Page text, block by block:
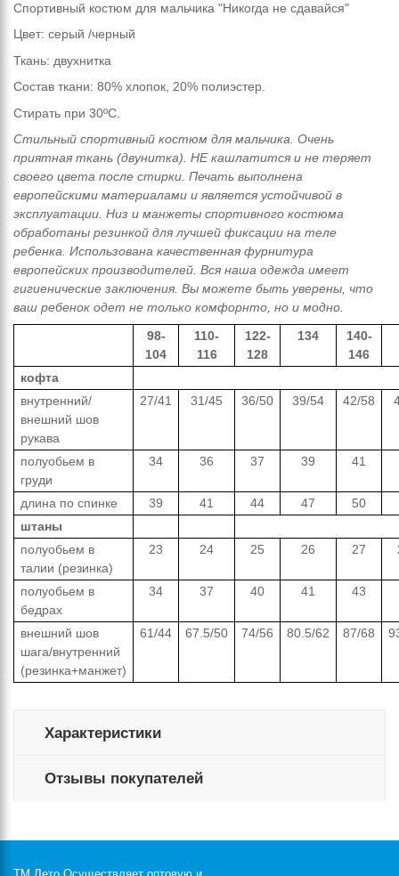
Спортивный костюм для мальчика "Никогда не сдавайся"
Цвет: серый /черный
Ткань: двухнитка
Состав ткани: 80% хлопок , 20% полиэстер.
Стирать при 30ºС.
Стильный спортивный костюм для мальчика. Очень
приятная ткань (двунитка). НЕ кашлатится и не теряет
своего цвета после стирки. Печать выполнена
европейскими материалами и является устойчивой в
эксплуатации. Низ и манжеты спортивного костюма
обработаны резинкой для лучшей фиксации на теле
ребенка. Использована качественная фурнитура
европейских производителей. Вся наша одежда имеет
гигиенические заключения. Вы можете быть уверены, что
ваш ребенок одет не только комфорнто, но и модно.
98-
104
110-
116
122-
128
134
140-
146
кофта
внутренний/
внешний шов
рукава
27/41 31/45 36/50 39/54 42/58
полуобьем в
груди
34 36 37 39 41
длина по спинке 39 41 44 47
50
штаны
полуобьем в
талии (резинка)
23 24 25 26 27
полуобьем в
бедрах
34 37 40 41 43
внешний шов
шага/внутренний
(резинка+манжет)
61/44 67.5/50 74/56 80.5/62 87/68
Характеристики
Отзывы покупателей